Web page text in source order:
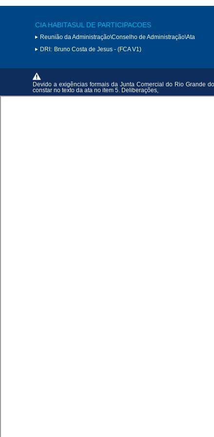
CIA HABITASUL DE PARTICIPACOES
Reunião da Administração\Conselho de Administração\Ata
DRI: Bruno Costa de Jesus - (FCA V1)
Devido a exigências formais da Junta Comercial do Rio Grande
constar no texto da ata no item 5. Deliberações,